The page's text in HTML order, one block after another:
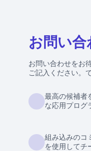
お問い合
お問い合わせをお
ご記入ください。
最高の候補者
な応用プログ
組み込みのコ
を使用してチ